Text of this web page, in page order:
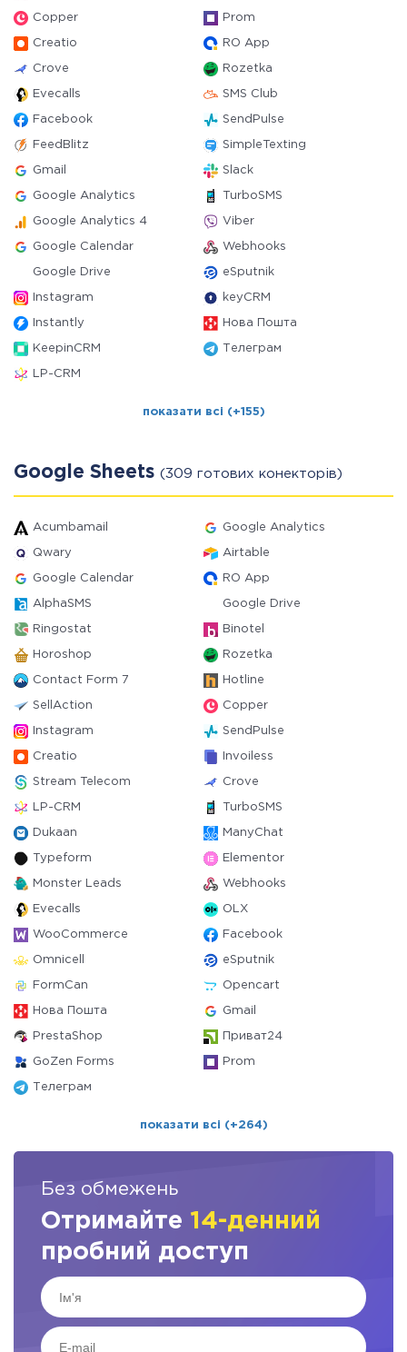
Copper Prom
Creatio RO App
Crove Rozetka
Evecalls SMS Club
Facebook SendPulse
FeedBlitz SimpleTexting
Gmail Slack
Google Analytics TurboSMS
Google Analytics 4 Viber
Google Calendar Webhooks
Google Drive eSputnik
Instagram keyCRM
Instantly Нова Пошта
KeepinCRM Телеграм
LP-CRM
показати всі (+155)
Google Sheets (309 готових конекторів)
Acumbamail Google Analytics
Qwary Airtable
Google Calendar RO App
AlphaSMS Google Drive
Ringostat Binotel
Horoshop Rozetka
Contact Form 7 Hotline
SellAction Copper
Instagram SendPulse
Creatio Invoiless
Stream Telecom Crove
LP-CRM TurboSMS
Dukaan ManyChat
Typeform Elementor
Monster Leads Webhooks
Evecalls OLX
WooCommerce Facebook
Omnicell eSputnik
FormCan Opencart
Нова Пошта Gmail
PrestaShop Приват24
GoZen Forms Prom
Телеграм
показати всі (+264)
Без обмежень
Отримайте 14-денний
пробний доступ